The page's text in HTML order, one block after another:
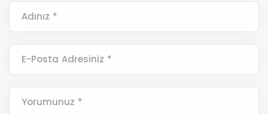
Adınız *
E-Posta Adresiniz *
Yorumunuz *